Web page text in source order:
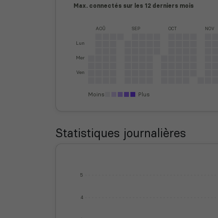
Max. connectés sur les 12 derniers mois
Lun
Mer
Ven
AOÛ SEP OCT NOV
Moins Plus
Statistiques journalières
4
5